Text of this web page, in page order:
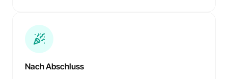
Nach Abschluss